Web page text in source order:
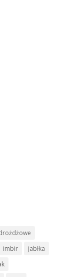
imbir
jabłka